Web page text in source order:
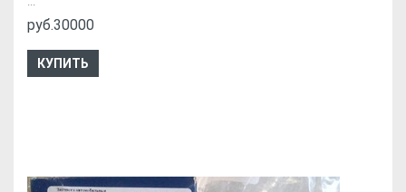
руб.30000
КУПИТЬ